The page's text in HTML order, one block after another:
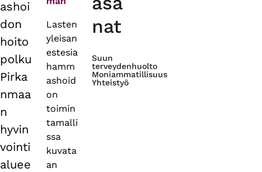
ashoi
don
hoito
polku
Pirka
nmaa
n
hyvin
vointi
aluee
Lasten
yleisan
estesia
hamm
ashoid
on
toimin
tamalli
ssa
kuvata
an
nat
Suun
terveydenhuolto
Moniammatillisuus
Yhteistyö